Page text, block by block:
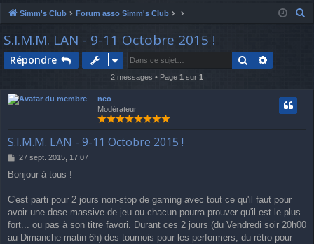
ès
ra
pi
e
u
m
s
n
n
nr
Simm's Club Forum asso Simm's Club
S.I.M.M. LAN - 9-11 Octobre 2015 !
Répondre Rechercher
2 messages • Page 1 sur 1
neo
Modérateur
S.I.M.M. LAN - 9-11 Octobre 2015 !
M
s
a
g
27 sept. 2015, 17:07
Bonjour à tous !
C'est parti pour 2 jours non-stop de gaming avec tout ce qu'il faut pour
avoir une dose massive de jeu ou chacun pourra prouver qu'il est le plus
fort... ou pas à son titre favori. Durant ces 2 jours (du Vendredi soir 20h00
au Dimanche matin 6h) des tournois pour les performers, du rétro pour